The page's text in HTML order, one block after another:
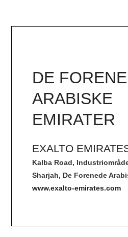
DE
ARABISKE
EMIRATER
EXALTO
Kalba Road,
Sharjah, De Forenede
www.exalto-emirates.com